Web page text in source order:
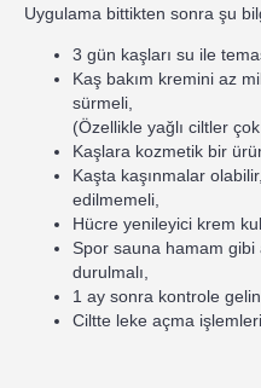
Uygulama bittikten sonra şu
3 gün kaşları su ile
Kaş bakım kremini az
sürmeli,
(Özellikle yağlı ciltler
Kaşlara kozmetik bir
Kaşta kaşınmalar
edilmemeli,
Hücre yenileyici krem
Spor sauna hamam
durulmalı,
1 ay sonra kontrole
Ciltte leke açma işlemleri